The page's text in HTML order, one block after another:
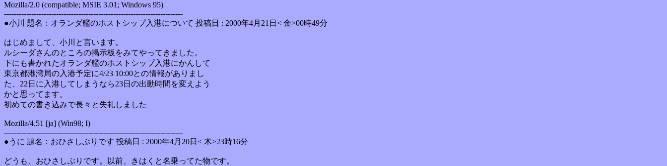
Mozilla/2.0 (compatible; MSIE 3.01; Windows 95)
------------------------------------------------------------------------
●小川 題名：オランダ艦のホストシップ入港について 投稿日 : 2000年4月21日< 金>00時49分
はじめまして、小川と言います。
ルシーダさんのところの掲示板をみてやってきました。
下にも書かれたオランダ艦のホストシップ入港にかんして
東京都港湾局の入港予定に4/23 10:00との情報がありまし
た、22日に入港してしまうなら23日の出動時間を変えよう
かと思ってます。
初めての書き込みで長々と失礼しました
Mozilla/4.51 [ja] (Win98; I)
------------------------------------------------------------------------
●うに 題名：おひさしぶりです 投稿日 : 2000年4月20日< 木>23時16分
どうも、おひさしぶりです。以前、きはくと名乗ってた物です。